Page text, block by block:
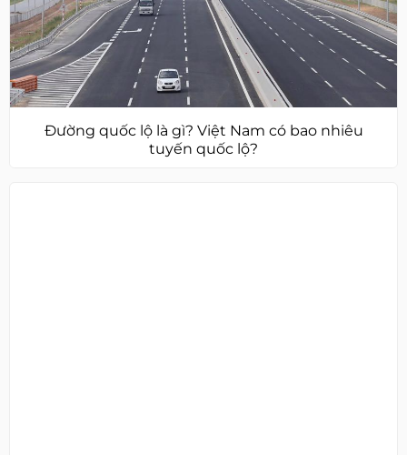
Đường quốc lộ là gì? Việt Nam có bao nhiêu
tuyến quốc lộ?